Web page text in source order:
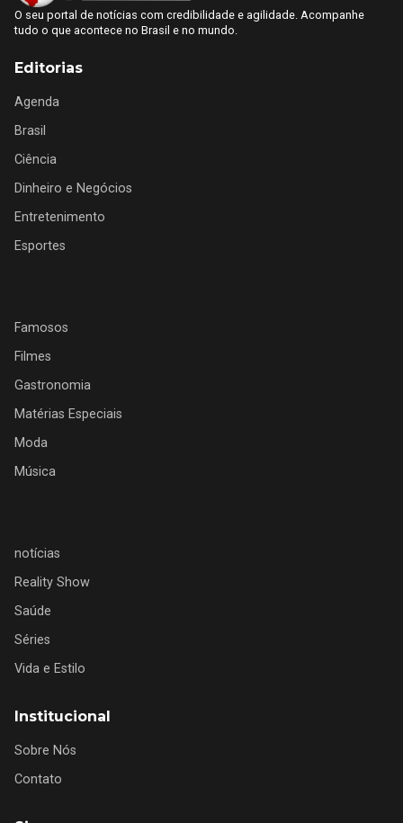
O seu portal de notícias com credibilidade e agilidade. Acompanhe
tudo o que acontece no Brasil e no mundo.
Editorias
Agenda
Brasil
Ciência
Dinheiro e Negócios
Entretenimento
Esportes
Famosos
Filmes
Gastronomia
Matérias Especiais
Moda
Música
notícias
Reality Show
Saúde
Séries
Vida e Estilo
Institucional
Sobre Nós
Contato